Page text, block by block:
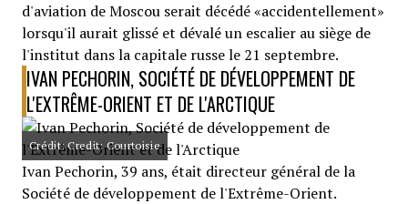
d'aviation de Moscou serait décédé «accidentellement»
lorsqu'il aurait glissé et dévalé un escalier au siège de
l'institut dans la capitale russe le 21 septembre.
IVAN PECHORIN, SOCIÉTÉ DE DÉVELOPPEMENT DE
L'EXTRÊME-ORIENT ET DE L'ARCTIQUE
Crédit: Credit: Courtoisie
Ivan Pechorin, 39 ans, était directeur général de la
Société de développement de l'Extrême-Orient.